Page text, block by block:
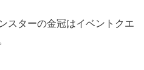
スターの金冠はイベントクエ